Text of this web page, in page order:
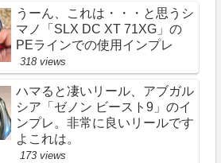
うーん、これは・・・と思うシ
マノ「SLX DC XT 71XG」の
PEラインでの使用インプレ
318 views
ハマると凄いリール、アブガル
シア「ゼノン ビースト9」のイ
ンプレ。非常に良いリールです
よこれは。
173 views